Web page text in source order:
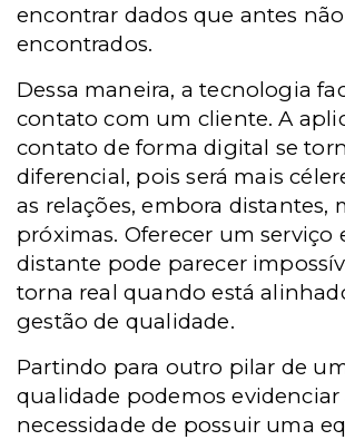
encontrar dados que antes
encontrados.
Dessa maneira, a tecnologia
contato com um cliente. A
contato de forma digital se
diferencial, pois será mais
as relações, embora distantes,
próximas. Oferecer um serviço
distante pode parecer
torna real quando está
gestão de qualidade.
Partindo para outro pilar de
qualidade podemos evidenciar
necessidade de possuir uma